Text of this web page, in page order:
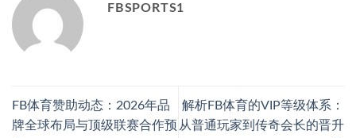
FBSPORTS1
FB体育赞助动态：2026年品
牌全球布局与顶级联赛合作预
解析FB体育的VIP等级体系：
从普通玩家到传奇会长的晋升